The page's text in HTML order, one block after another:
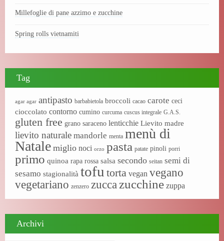
Millefoglie di pane azzimo e zucchine
Spring rolls vietnamiti
Tag
agar agar antipasto barbabietola broccoli cacao carote ceci
cioccolato contorno cumino curcuma cuscus integrale G.A.S.
gluten free grano saraceno lenticchie Lievito madre
lievito naturale mandorle menta menù di
Natale miglio noci orzo pasta patate pinoli porri
primo quinoa rapa rossa salsa secondo seitan semi di
sesamo stagionalità tofu torta vegan vegano
vegetariano zenzero zucca zucchine zuppa
Archivi